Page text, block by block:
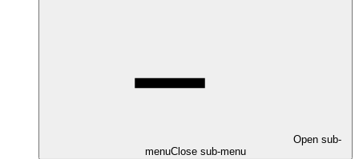
Open sub-
menuClose sub-menu